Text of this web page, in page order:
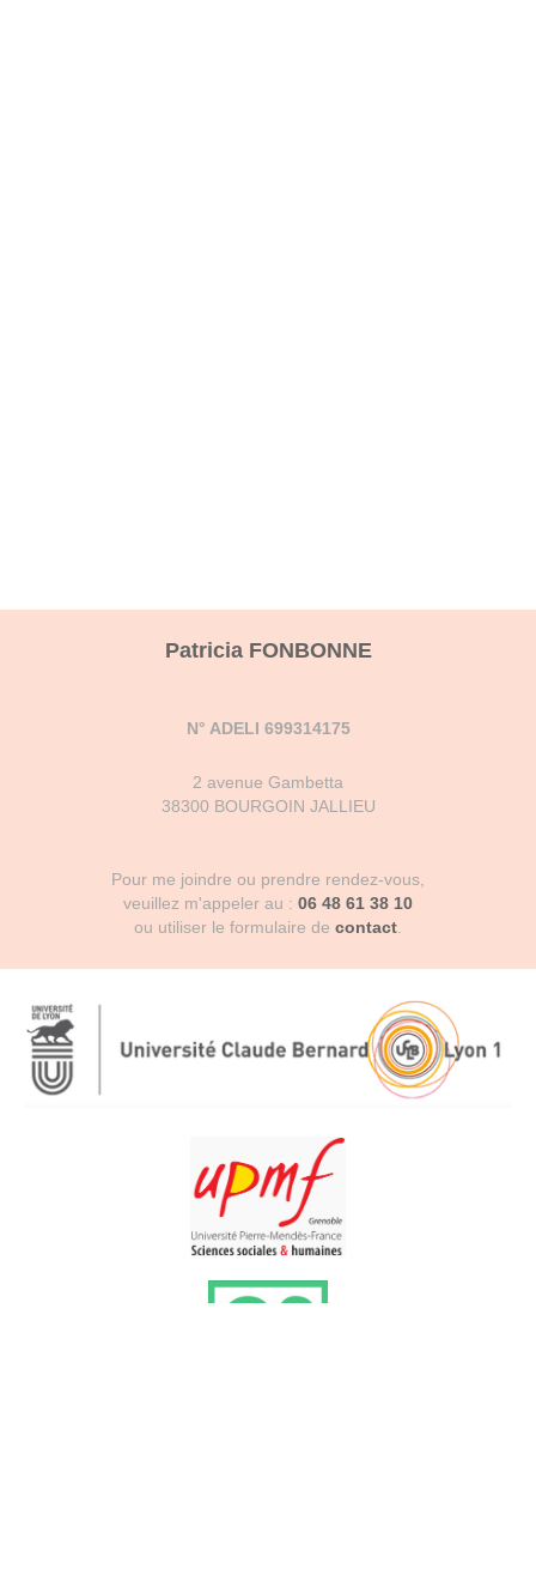
Patricia FONBONNE
N° ADELI 699314175
2 avenue Gambetta
38300 BOURGOIN JALLIEU
Pour me joindre ou prendre rendez-vous,
veuillez m'appeler au : 06 48 61 38 10
ou utiliser le formulaire de contact